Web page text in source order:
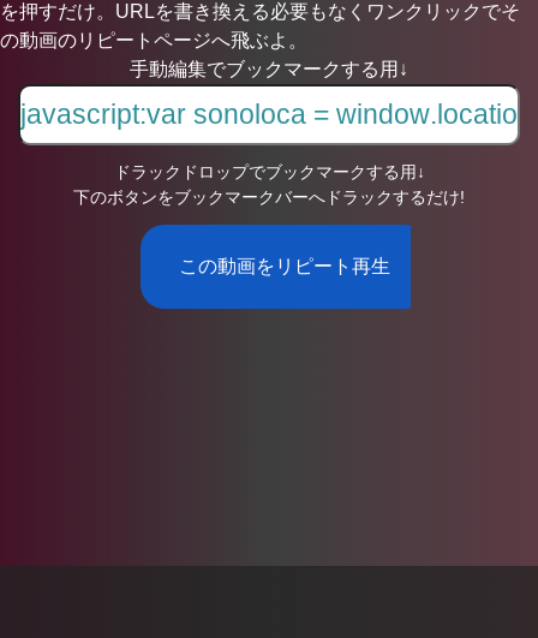
を押すだけ。URLを書き換える必要もなくワンクリックでそ
の動画のリピートページへ飛ぶよ。
手動編集でブックマークする用↓
ドラックドロップでブックマークする用↓
下のボタンをブックマークバーへドラックするだけ!
この動画をリピート再生